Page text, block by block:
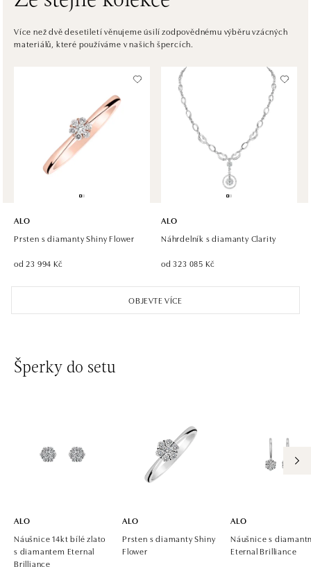
ALO diamonds Westfield Černý most, Praha 9
Chlumecká 765/6, 198 19 Praha 9
dnes otevřeno do 21:00
ALO diamonds, Westfield, Praha 4 - Chodov
Roztylská 2321/19, 148 00 Praha 4 - Chodov
tel.: +420 773 585 559, +420 730 802 800
dnes otevřeno do 21:00
ALO diamonds Hilton, Košice
dnes otevřeno do 15:00
ALO diamonds OC Aupark, Bratislava
Einsteinova 18, 851 01 Bratislava
tel.: +421 917 090 891
ALO diamonds OC Avion, Bratislava
ALO diamonds OC Eurovea, Bratislava
Pribinova 8, 811 09 Bratislava
tel.: +421 917 090 700, +421 918 777 670
Více než dvě desetiletí věnujeme úsilí zodpovědnému výběru vzácných
materiálů, které používáme v našich špercích.
OBJEVTE VÍCE
ALO
Prsten s diamanty Shiny Flower
od 23 994 Kč
ALO
Náhrdelník s diamanty Clarity
od 323 085 Kč
Šperky do setu
ALO
Náušnice 14kt bílé zlato
s diamantem Eternal
Brilliance
ALO
Prsten s diamanty Shiny
Flower
ALO
Náušnice s
Eternal Brilliance